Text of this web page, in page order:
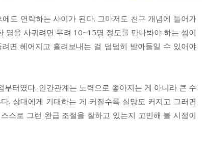
도 연락하는 사이가 된다. 그마저도 친구 개념에 들어가
명을 사귀려면 무려 10~15명 정도를 만나봐야 하는 셈이
면 헤어지고 흘려보내는 걸 덤덤히 받아들일 수 있어야
터였다. 인간관계는 노력으로 좋아지는 게 아니라 큰 수
. 상대에게 기대하는 게 커질수록 실망도 커지고 그러면
스로 그런 완급 조절을 잘하고 있는지 고민해 볼 시점이